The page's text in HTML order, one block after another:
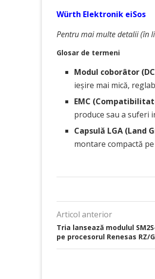
Würth Elektronik eiSos
Pentru mai multe detalii (în
Glosar de termeni
Modul coborâtor
ieșire mai mică,
EMC
produce sau a suferi
Capsulă LGA (Land
montare compactă pe
Articol anterior
Tria lansează modulul
pe procesorul Renesas RZ/